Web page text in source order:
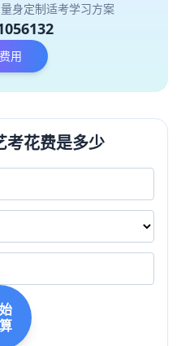
身定制适考学习方案
用
考花费是多少